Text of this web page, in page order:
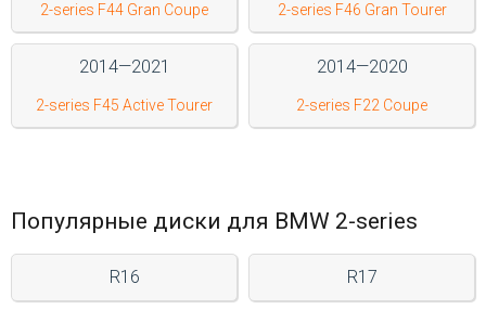
C
21:00
21:00
2-series F44 Gran Coupe 2-series F46 Gran Tourer
2014—2021
2-series F45 Active Tourer
2014—2020
2-series F22 Coupe
Популярные диски для BMW 2-series
R16 R17